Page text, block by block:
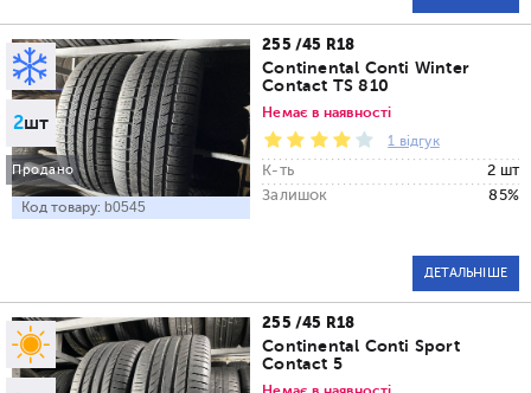
2шт
Продано
Код товару: b0545
255 /45 R18
Continental Conti Winter
Contact TS 810
Немає в наявності
1 відгук
К-ть
2 шт
Залишок
85%
ДЕТАЛЬНІШЕ
255 /45 R18
Continental Conti Sport
Contact 5